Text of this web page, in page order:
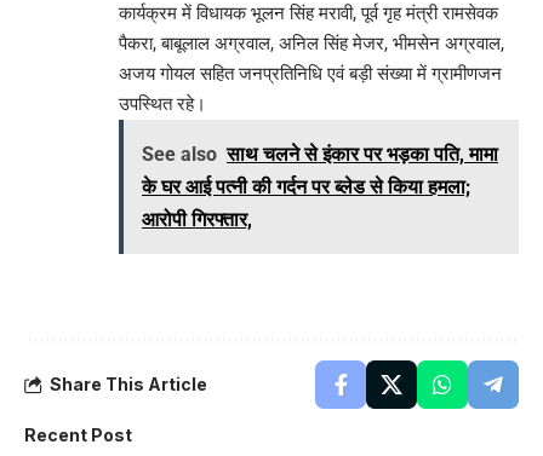
कार्यक्रम में विधायक भूलन सिंह मरावी, पूर्व गृह मंत्री रामसेवक
पैकरा, बाबूलाल अग्रवाल, अनिल सिंह मेजर, भीमसेन अग्रवाल,
अजय गोयल सहित जनप्रतिनिधि एवं बड़ी संख्या में ग्रामीणजन
उपस्थित रहे।
See also साथ चलने से इंकार पर भड़का पति, मामा
के घर आई पत्नी की गर्दन पर ब्लेड से किया हमला;
आरोपी गिरफ्तार,
Share This Article
Recent Post